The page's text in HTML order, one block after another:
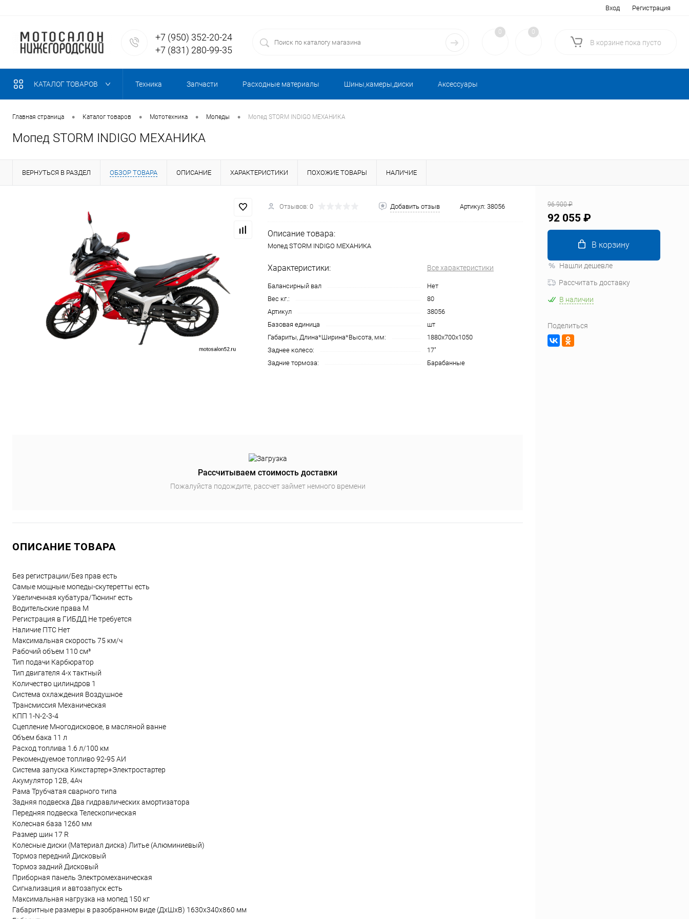
Вход Регистрация
+7 (950) 352-20-24
+7 (831) 280-99-35
0 0
В корзине пока пусто
КАТАЛОГ ТОВАРОВ Техника Запчасти Расходные материалы Шины,камеры,диски Аксессуары
Главная страница • Каталог товаров • Мототехника • Мопеды • Мопед STORM INDIGO МЕХАНИКА
Мопед STORM INDIGO МЕХАНИКА
ВЕРНУТЬСЯ В РАЗДЕЛ ОБЗОР ТОВАРА ОПИСАНИЕ ХАРАКТЕРИСТИКИ ПОХОЖИЕ ТОВАРЫ НАЛИЧИЕ
Отзывов: 0 Добавить отзыв Артикул: 38056
Описание товара:
Мопед STORM INDIGO МЕХАНИКА
Характеристики: Все характеристики
Балансирный вал
Нет
Вес кг.:
80
Артикул
38056
Базовая единица
шт
Габариты, Длина*Ширина*Высота, мм:
1880х700х1050
Заднее колесо:
17"
Задние тормоза:
Барабанные
Рассчитываем стоимость доставки
Пожалуйста подождите, рассчет займет немного времени
ОПИСАНИЕ ТОВАРА
Без регистрации/Без прав есть
Самые мощные мопеды-скутеретты есть
Увеличенная кубатура/Тюнинг есть
Водительские права М
Регистрация в ГИБДД Не требуется
Наличие ПТС Нет
Максимальная скорость 75 км/ч
Рабочий объем 110 см³
Тип подачи Карбюратор
Тип двигателя 4-х тактный
Количество цилиндров 1
Система охлаждения Воздушное
Трансмиссия Механическая
КПП 1-N-2-3-4
Сцепление Многодисковое, в масляной ванне
Объем бака 11 л
Расход топлива 1.6 л/100 км
Рекомендуемое топливо 92-95 АИ
Система запуска Кикстартер+Электростартер
Акумулятор 12В, 4Ач
Рама Трубчатая сварного типа
Задняя подвеска Два гидравлических амортизатора
Передняя подвеска Телескопическая
Колесная база 1260 мм
Размер шин 17 R
Колесные диски (Материал диска) Литье (Алюминиевый)
Тормоз передний Дисковый
Тормоз задний Дисковый
Приборная панель Электромеханическая
Сигнализация и автозапуск есть
Максимальная нагрузка на мопед 150 кг
Габаритные размеры в разобранном виде (ДхШхВ) 1630x340x860 мм
96 900 ₽
92 055 ₽
В корзину
Нашли дешевле
Рассчитать доставку
В наличии
Поделиться